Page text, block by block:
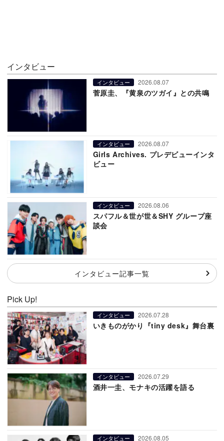
インタビュー
インタビュー 2026.08.07
菅原圭、『黄泉のツガイ』との共鳴
インタビュー 2026.08.07
Girls Archives. プレデビューインタ
ビュー
インタビュー 2026.08.06
スパフル＆世が世＆SHY グループ座
談会
インタビュー記事一覧
Pick Up!
インタビュー 2026.07.28
いきものがかり『tiny desk』舞台裏
インタビュー 2026.07.29
酒井一圭、モナキの活躍を語る
インタビュー 2026.08.05